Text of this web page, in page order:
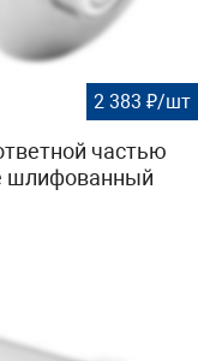
2 383 ₽/шт
частью
шлифованный